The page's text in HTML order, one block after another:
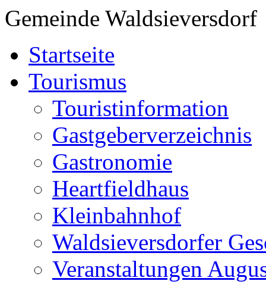
Gemeinde Waldsieversdorf
Startseite
Tourismus
Touristinformation
Gastgeberverzeichnis
Gastronomie
Heartfieldhaus
Kleinbahnhof
Waldsieversdorfer
Veranstaltungen